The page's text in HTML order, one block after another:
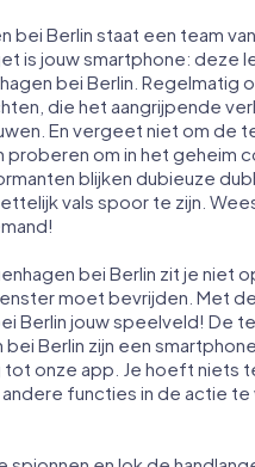
bei Berlin staat een team
is jouw smartphone: deze
bei Berlin. Regelmatig
die het aangrijpende
En vergeet niet om de
proberen om in het geheim
blijken dubieuze
vals spoor te zijn.
bei Berlin zit je niet
moet bevrijden. Met
Berlin jouw speelveld! De
Berlin zijn een
onze app. Je hoeft niets
functies in de actie te